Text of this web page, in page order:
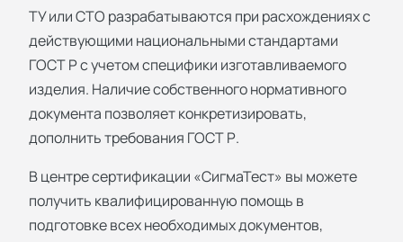
ТУ или СТО разрабатываются при расхождениях с
действующими национальными стандартами
ГОСТ Р с учетом специфики изготавливаемого
изделия. Наличие собственного нормативного
документа позволяет конкретизировать,
дополнить требования ГОСТ Р.
В центре сертификации «СигмаТест» вы можете
получить квалифицированную помощь в
подготовке всех необходимых документов,